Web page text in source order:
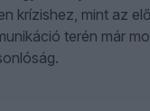
krízishez, mint az
terén már